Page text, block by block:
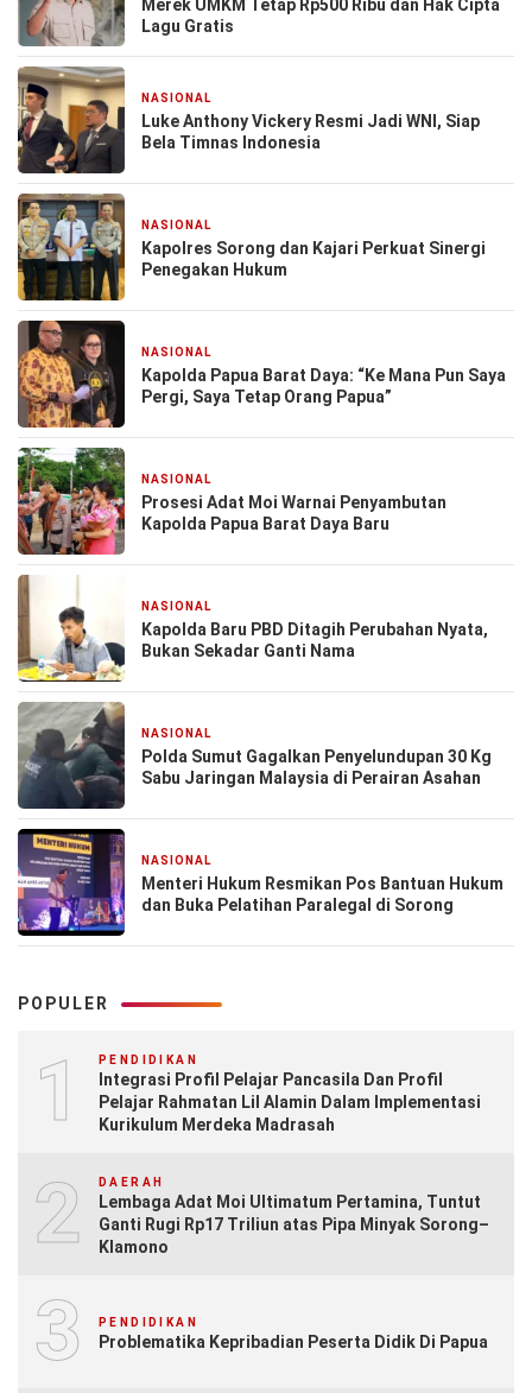
Merek UMKM Tetap Rp500 Ribu dan Hak Cipta
Lagu Gratis
NASIONAL
Luke Anthony Vickery Resmi Jadi WNI, Siap
Bela Timnas Indonesia
NASIONAL
Kapolres Sorong dan Kajari Perkuat Sinergi
Penegakan Hukum
NASIONAL
Kapolda Papua Barat Daya: “Ke Mana Pun Saya
Pergi, Saya Tetap Orang Papua”
NASIONAL
Prosesi Adat Moi Warnai Penyambutan
Kapolda Papua Barat Daya Baru
NASIONAL
Kapolda Baru PBD Ditagih Perubahan Nyata,
Bukan Sekadar Ganti Nama
NASIONAL
Polda Sumut Gagalkan Penyelundupan 30 Kg
Sabu Jaringan Malaysia di Perairan Asahan
NASIONAL
Menteri Hukum Resmikan Pos Bantuan Hukum
dan Buka Pelatihan Paralegal di Sorong
POPULER
1 PENDIDIKAN
Integrasi Profil Pelajar Pancasila Dan Profil
Pelajar Rahmatan Lil Alamin Dalam Implementasi
Kurikulum Merdeka Madrasah
2 DAERAH
Lembaga Adat Moi Ultimatum Pertamina, Tuntut
Ganti Rugi Rp17 Triliun atas Pipa Minyak Sorong–
Klamono
3 PENDIDIKAN
Problematika Kepribadian Peserta Didik Di Papua